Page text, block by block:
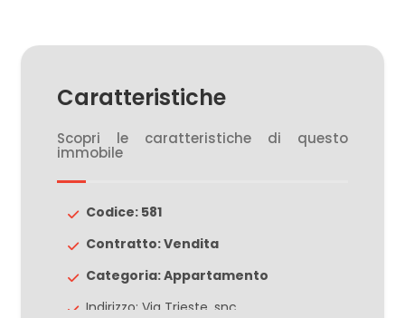
Caratteristiche
Scopri le caratteristiche di questo
immobile
Codice: 581
Contratto: Vendita
Categoria: Appartamento
Indirizzo: Via Trieste, snc
2